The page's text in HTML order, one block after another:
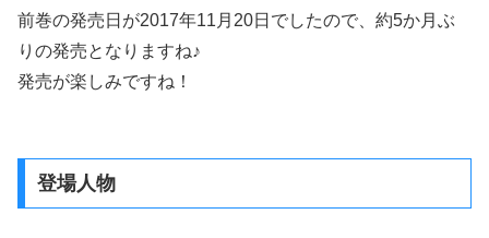
前巻の発売日が2017年11月20日でしたので、約5か月ぶ
りの発売となりますね♪
発売が楽しみですね！
登場人物